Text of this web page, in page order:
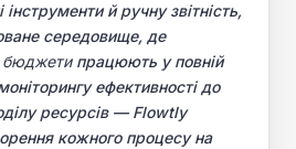
інструменти й ручну звітність,
середовище, де
бюджетипрацюють у повній
ефективності до
ресурсів — Flowtly
кожного процесу на